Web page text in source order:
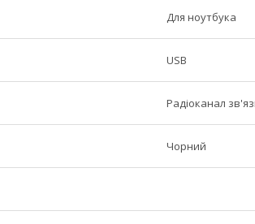
Для ноутбука
USB
Радіоканал
Чорний